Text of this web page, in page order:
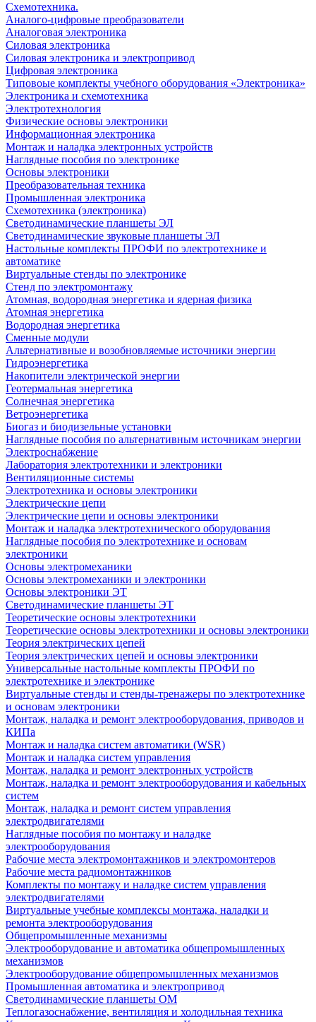
Схемотехника.
Аналого-цифровые преобразователи
Аналоговая электроника
Cиловая электроника
Cиловая электроника и электропривод
Цифровая электроника
Типовоые комплекты учебного оборудования «Электроника»
Электроника и схемотехника
Электротехнология
Физические основы электроники
Информационная электроника
Монтаж и наладка электронных устройств
Наглядные пособия по электронике
Основы электроники
Преобразовательная техника
Промышленная электроника
Схемотехника (электроника)
Светодинамические планшеты ЭЛ
Светодинамические звуковые планшеты ЭЛ
Настольные комплекты ПРОФИ по электротехнике и
автоматике
Виртуальные стенды по электронике
Стенд по электромонтажу
Атомная, водородная энергетика и ядерная физика
Атомная энергетика
Водородная энергетика
Сменные модули
Альтернативные и возобновляемые источники энергии
Гидроэнергетика
Накопители электрической энергии
Геотермальная энергетика
Солнечная энергетика
Ветроэнергетика
Биогаз и биодизельные установки
Наглядные пособия по альтернативным источникам энергии
Электроснабжение
Лаборатория электротехники и электроники
Вентиляционные системы
Электротехника и основы электроники
Электрические цепи
Электрические цепи и основы электроники
Монтаж и наладка электротехнического оборудования
Наглядные пособия по электротехнике и основам
электроники
Основы электромеханики
Основы электромеханики и электроники
Основы электроники ЭТ
Светодинамические планшеты ЭТ
Теоретические основы электротехники
Теоретические основы электротехники и основы электроники
Теория электрических цепей
Теория электрических цепей и основы электроники
Универсальные настольные комплекты ПРОФИ по
электротехнике и электронике
Виртуальные стенды и стенды-тренажеры по электротехнике
и основам электроники
Монтаж, наладка и ремонт электрооборудования, приводов и
КИПа
Монтаж и наладка систем автоматики (WSR)
Монтаж и наладка систем управления
Монтаж, наладка и ремонт электронных устройств
Монтаж, наладка и ремонт электрооборудования и кабельных
систем
Монтаж, наладка и ремонт систем управления
электродвигателями
Наглядные пособия по монтажу и наладке
электрооборудования
Рабочие места электромонтажников и электромонтеров
Рабочие места радиомонтажников
Комплекты по монтажу и наладке систем управления
электродвигателями
Виртуальные учебные комплексы монтажа, наладки и
ремонта электрооборудования
Общепромышленные механизмы
Электрооборудование и автоматика общепромышленных
механизмов
Электрооборудование общепромышленных механизмов
Промышленная автоматика и электропривод
Светодинамические планшеты ОМ
Теплогазоснабжение, вентиляция и холодильная техника